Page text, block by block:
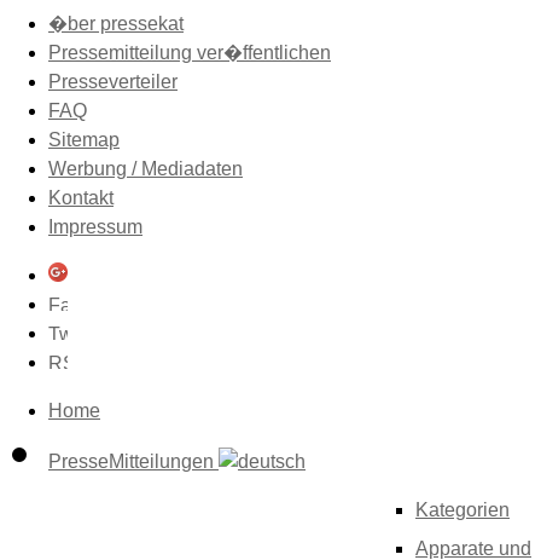
�ber pressekat
Pressemitteilung ver�ffentlichen
Presseverteiler
FAQ
Sitemap
Werbung / Mediadaten
Kontakt
Impressum
Home
PresseMitteilungen
Kategorien
Apparate und